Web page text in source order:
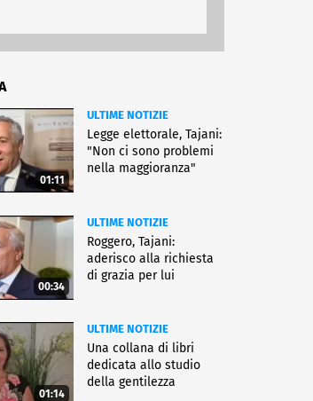
01:11
ULTIME NOTIZIE
Legge elettorale, Tajani:
"Non ci sono problemi
nella maggioranza"
00:34
ULTIME NOTIZIE
Roggero, Tajani:
aderisco alla richiesta
di grazia per lui
01:14
ULTIME NOTIZIE
Una collana di libri
dedicata allo studio
della gentilezza